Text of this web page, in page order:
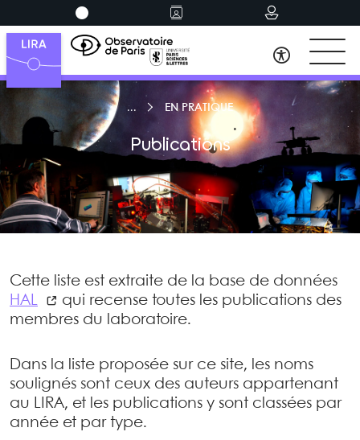
EN PRATIQUE
Publications
Cette liste est extraite de la base de données
HAL
qui recense toutes les publications des
membres du laboratoire.
Dans la liste proposée sur ce site, les noms
soulignés sont ceux des auteurs appartenant
au LIRA, et les publications y sont classées par
année et par type.